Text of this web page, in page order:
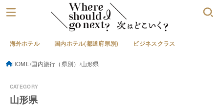
海外ホテル 国内ホテル(都道府県別) ビジネスクラス
HOME 国内旅行（県別） 山形県
山形県